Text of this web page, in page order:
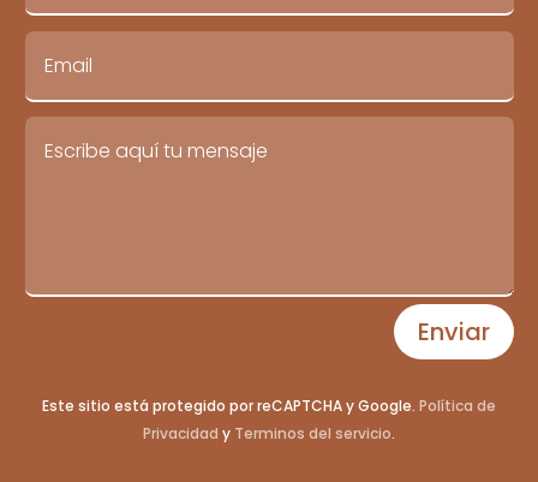
Enviar
Este sitio está protegido por reCAPTCHA y Google. Política de
Privacidad yTerminos del servicio.